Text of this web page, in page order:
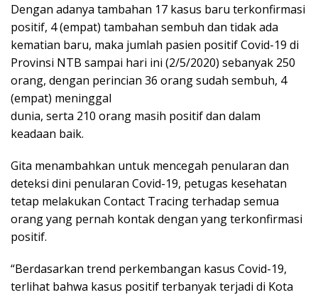
Dengan adanya tambahan 17 kasus baru terkonfirmasi
positif, 4 (empat) tambahan sembuh dan tidak ada
kematian baru, maka jumlah pasien positif Covid-19 di
Provinsi NTB sampai hari ini (2/5/2020) sebanyak 250
orang, dengan perincian 36 orang sudah sembuh, 4
(empat) meninggal
dunia, serta 210 orang masih positif dan dalam
keadaan baik.
Gita menambahkan untuk mencegah penularan dan
deteksi dini penularan Covid-19, petugas kesehatan
tetap melakukan Contact Tracing terhadap semua
orang yang pernah kontak dengan yang terkonfirmasi
positif.
“Berdasarkan trend perkembangan kasus Covid-19,
terlihat bahwa kasus positif terbanyak terjadi di Kota